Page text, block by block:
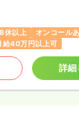
休以上
オンコール
給40万円以上可
詳細